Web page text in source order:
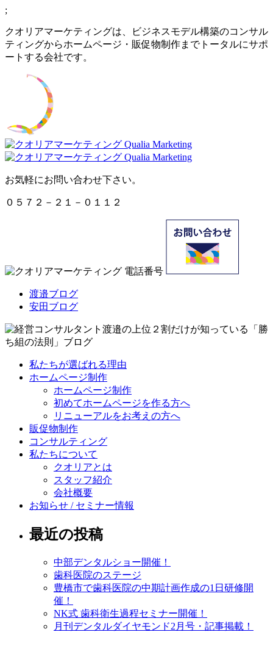
;
クオリアマーケティングは、ビジネスモデル構築のコンサル
ティングからホームページ・販促物制作までトータルにサポ
ートする会社です。
お気軽にお問い合わせ下さい。
０５７２－２１－０１１２
渡邉ブログ
安田ブログ
私たちが選ばれる理由
ホームページ制作
ホームページ制作
初めてホームページを作る方へ
リニューアルをお考えの方へ
販促物制作
コンサルティング
私たちについて
クオリアとは
スタッフ紹介
会社概要
お知らせ / セミナー情報
最近の投稿
中部デンタルショー開催！
歯科医院のステージ
豊橋市で歯科医院の中期計画作成の1日研修開
催！
NK式 歯科衛生過程セミナー開催！
月刊デンタルダイヤモンド2月号・記事掲載！